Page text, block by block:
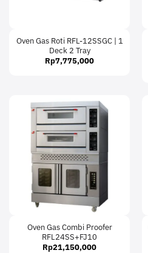
Oven Gas Roti RFL-12SSGC | 1
Deck 2 Tray
Rp7,775,000
Oven Gas Combi Proofer
RFL24SS+FJ10
Rp21,150,000